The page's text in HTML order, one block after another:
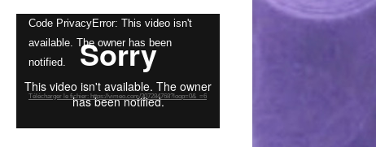
Lecteur
vidéo
Code PrivacyError: This video isn't
available. The owner has been
notified.
Télécharger le fichier: https://vimeo.com/307284768?loop=0&_=6